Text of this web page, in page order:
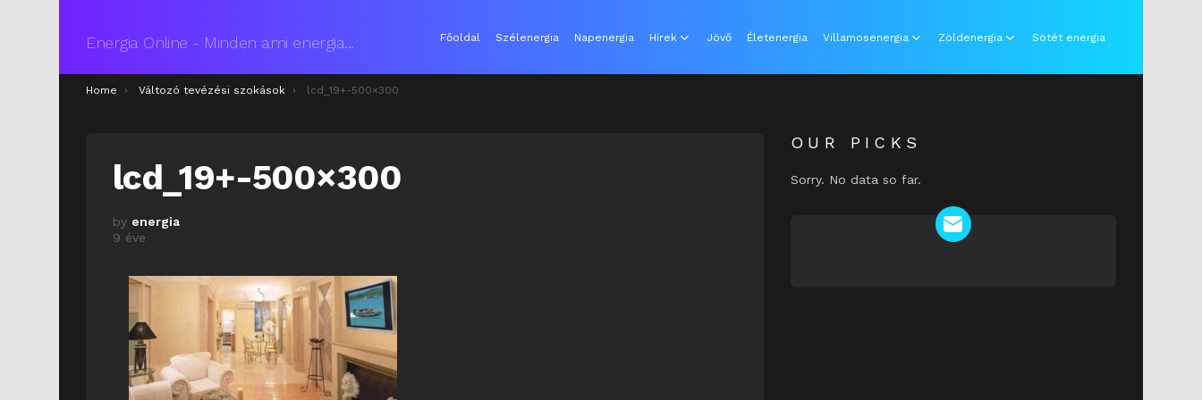
Energia Online - Minden ami energia... Főoldal Szélenergia Napenergia Hírek Jövő Életenergia Villamosenergia Zöldenergia Sötét energia
You are here:
Home Változó tevézési szokások lcd_19+-500×300
lcd_19+-500×300
by energia
9 éve
OUR PICKS
Sorry. No data so far.